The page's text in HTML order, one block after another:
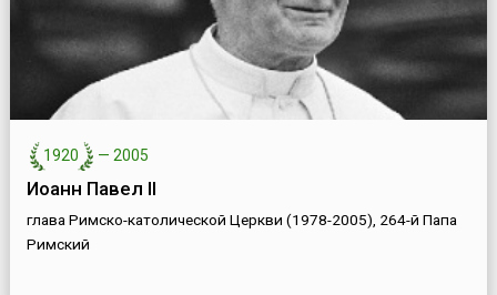
1920 — 2005
Иоанн Павел II
глава Римско-католической Церкви (1978-2005), 264-й Папа
Римский